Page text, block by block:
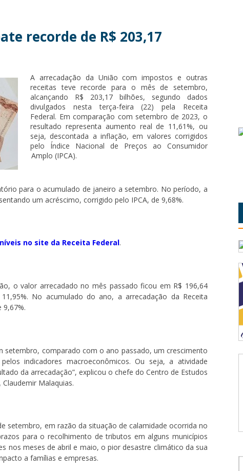
recorde de R$ 203,17
A arrecadação da União com impostos e outras
receitas teve recorde para o mês de setembro,
alcançando R$ 203,17 bilhões, segundo dados
divulgados nesta terça-feira (22) pela Receita
Federal. Em comparação com setembro de 2023, o
resultado representa aumento real de 11,61%, ou
seja, descontada a inflação, em valores corrigidos
pelo Índice Nacional de Preços ao Consumidor
Amplo (IPCA).
para o acumulado de janeiro a setembro. No período, a
um acréscimo, corrigido pelo IPCA, de 9,68%.
no site da Receita Federal.
o valor arrecadado no mês passado ficou em R$ 196,64
No acumulado do ano, a arrecadação da Receita
9,67%.
setembro, comparado com o ano passado, um crescimento
indicadores macroeconômicos. Ou seja, a atividade
da arrecadação”, explicou o chefe do Centro de Estudos
Malaquias.
setembro, em razão da situação de calamidade ocorrida no
para o recolhimento de tributos em alguns municípios
nos meses de abril e maio, o pior desastre climático da sua
a famílias e empresas.